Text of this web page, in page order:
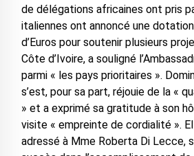
de délégations africaines ont pris
italiennes ont annoncé une
d’Euros pour soutenir plusieurs
Côte d’Ivoire, a souligné
parmi « les pays prioritaires ».
s’est, pour sa part, réjouie de la «
» et a exprimé sa gratitude à son
visite « empreinte de cordialité ».
adressé à Mme Roberta Di Lecce,